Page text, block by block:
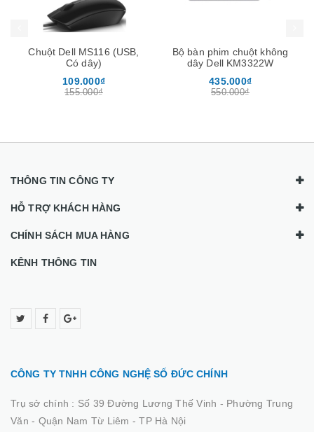
Chuột Dell MS116 (USB,
Có dây)
109.000₫
155.000₫
Bộ bàn phim chuột không
dây Dell KM3322W
435.000₫
550.000₫
THÔNG TIN CÔNG TY
HỖ TRỢ KHÁCH HÀNG
CHÍNH SÁCH MUA HÀNG
KÊNH THÔNG TIN
CÔNG TY TNHH CÔNG NGHỆ SỐ ĐỨC CHÍNH
Trụ sở chính : Số 39 Đường Lương Thế Vinh - Phường Trung
Văn - Quận Nam Từ Liêm - TP Hà Nội